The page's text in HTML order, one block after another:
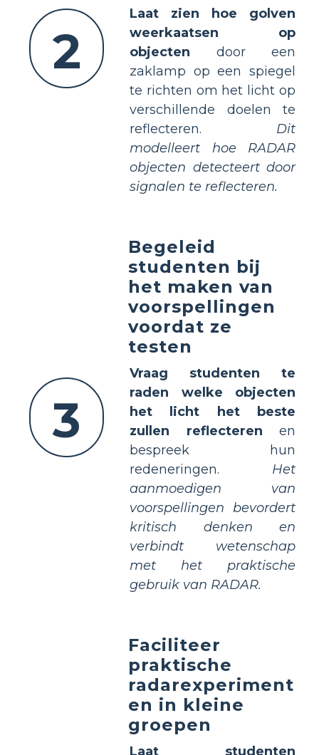
2
Laat zien hoe golven
weerkaatsen op
objecten door een
zaklamp op een spiegel
te richten om het licht op
verschillende doelen te
reflecteren. Dit
modelleert hoe RADAR
objecten detecteert door
signalen te reflecteren.
3
Begeleid
studenten bij
het maken van
voorspellingen
voordat ze
testen
Vraag studenten te
raden welke objecten
het licht het beste
zullen reflecteren en
bespreek hun
redeneringen. Het
aanmoedigen van
voorspellingen bevordert
kritisch denken en
verbindt wetenschap
met het praktische
gebruik van RADAR.
Faciliteer
praktische
radarexperiment
en in kleine
groepen
Laat studenten